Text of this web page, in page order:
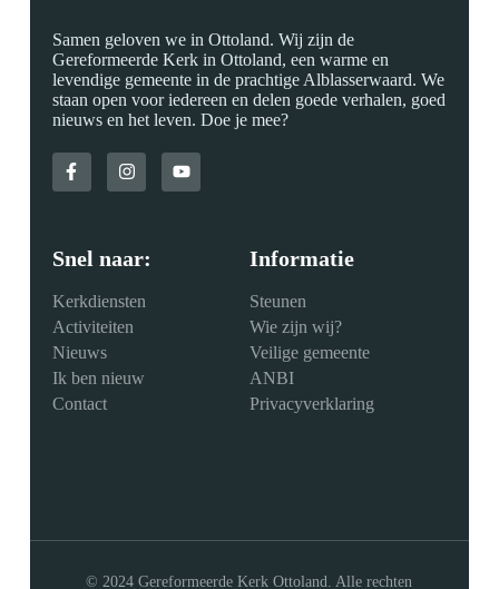
Samen geloven we in Ottoland. Wij zijn de
Gereformeerde Kerk in Ottoland, een warme en
levendige gemeente in de prachtige Alblasserwaard. We
staan open voor iedereen en delen goede verhalen, goed
nieuws en het leven. Doe je mee?
Snel naar:
Kerkdiensten
Activiteiten
Nieuws
Ik ben nieuw
Contact
Informatie
Steunen
Wie zijn wij?
Veilige gemeente
ANBI
Privacyverklaring
© 2024 Gereformeerde Kerk Ottoland. Alle rechten